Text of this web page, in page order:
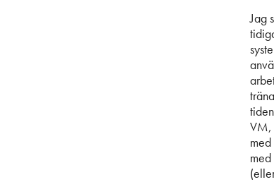
Jag
VM,